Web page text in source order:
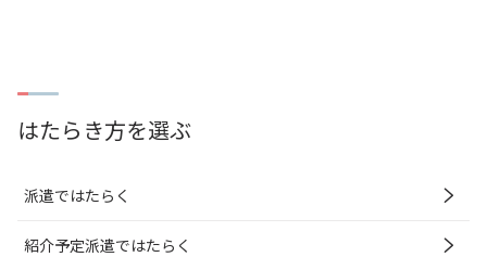
はたらき方を選ぶ
派遣ではたらく
紹介予定派遣ではたらく